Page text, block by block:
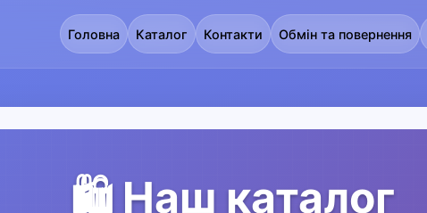
Головна Каталог Контакти Обмін та повернення
🛍️ Наш каталог